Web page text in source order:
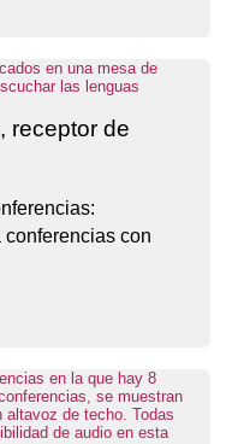
receptor de
conferencias con